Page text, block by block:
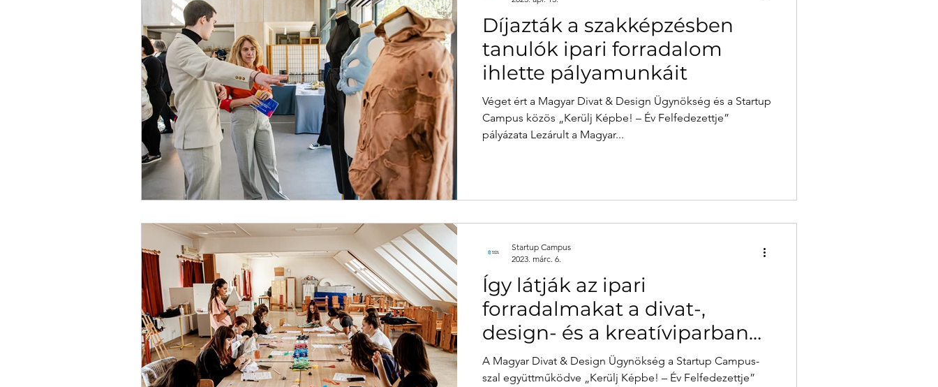
Díjazták a szakképzésben
tanulók ipari forradalom
ihlette pályamunkáit
Véget ért a Magyar Divat & Design Ügynökség és a Startup
Campus közös „Kerülj Képbe! – Év Felfedezettje”
pályázata Lezárult a Magyar...
Így látják az ipari
forradalmakat a divat-,
design- és a kreatíviparban
tanulók
A Magyar Divat & Design Ügynökség a Startup Campus-
szal együttműködve „Kerülj Képbe! – Év Felfedezettje”
Startup Campus
2023. márc. 6.